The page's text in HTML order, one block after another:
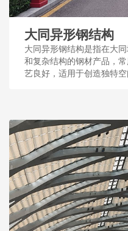
大同异形钢结构
大同异形钢结构是指在大
和复杂结构的钢材产品，
艺良好，适用于创造独特